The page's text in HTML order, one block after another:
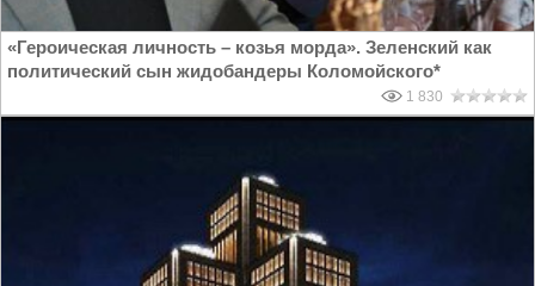
«Героическая личность – козья морда». Зеленский как
политический сын жидобандеры Коломойского*
1 830